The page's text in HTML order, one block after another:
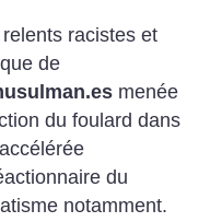
racistes et
de
menée
du foulard dans
du
notamment.